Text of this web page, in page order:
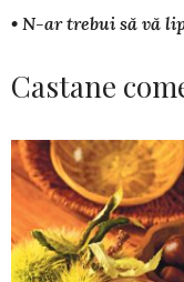
• N-ar trebui să vă
Castane